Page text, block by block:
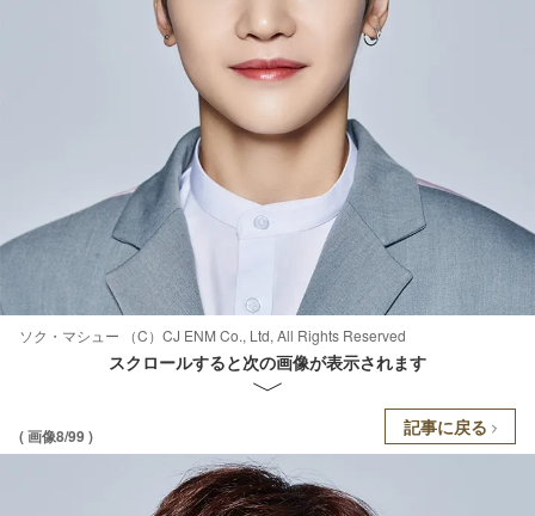
ソク・マシュー （C）CJ ENM Co., Ltd, All Rights Reserved
スクロールすると次の画像が表示されます
( 画像8/99 ) 記事に戻る